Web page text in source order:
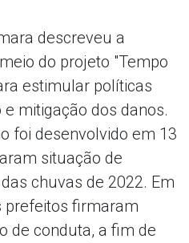
descreveu a
do projeto "Tempo
estimular políticas
mitigação dos danos.
foi desenvolvido em 13
situação de
chuvas de 2022. Em
prefeitos firmaram
de conduta, a fim de